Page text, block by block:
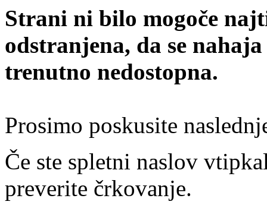
Strani ni bilo mogoče
odstranjena, da se
trenutno nedostopna.
Prosimo poskusite
Če ste spletni naslov
preverite črkovanje.